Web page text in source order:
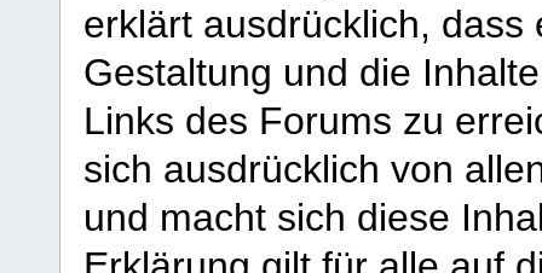
erklärt ausdrücklich,
Gestaltung und die
Links des Forums zu
sich ausdrücklich von
und macht sich diese